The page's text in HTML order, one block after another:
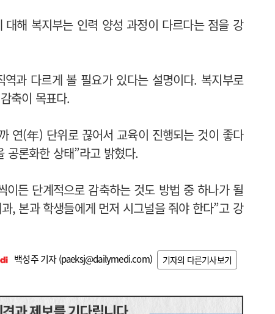
해 복지부는 인력 양성 과정이 다르다는 점을 강
과 다르게 볼 필요가 있다는 설명이다. 복지부로
축이 목표다.
연(年) 단위로 끊어서 교육이 진행되는 것이 좋다
공론화한 상태”라고 밝혔다.
든 단계적으로 감축하는 것도 방법 중 하나가 될
, 본과 학생들에게 먼저 시그널을 줘야 한다”고 강
백성주 기자 (paeksj@dailymedi.com) 기자의 다른기사보기